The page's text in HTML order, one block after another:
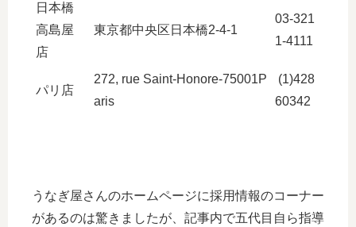
日本橋
高島屋
店
東京都中央区日本橋2-4-1
03-321
1-4111
パリ店
272, rue Saint-Honore-75001P
aris
(1)428
60342
うなぎ屋さんのホームページに採用情報のコーナー
があるのは驚きましたが、記事内で五代目自ら指導